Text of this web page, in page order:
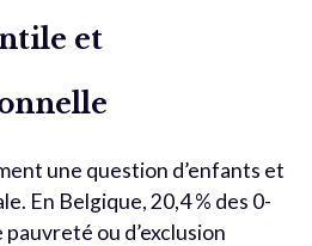
et
une question d’enfants et
En Belgique, 20,4 % des 0-
ou d’exclusion